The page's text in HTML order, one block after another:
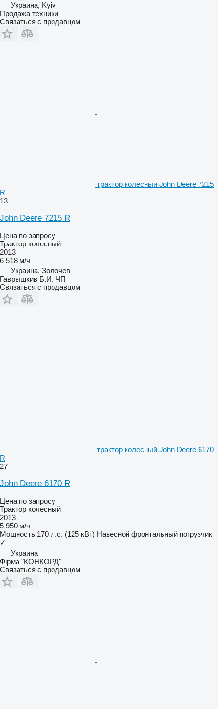
Украина, Kyiv
Продажа техники
Связаться с продавцом
трактор колесный John Deere 7215
R
13
John Deere 7215 R
Цена по запросу
Трактор колесный
2013
6 518 м/ч
Украина, Золочев
Гаврышкив Б.И. ЧП
Связаться с продавцом
трактор колесный John Deere 6170
R
27
John Deere 6170 R
Цена по запросу
Трактор колесный
2013
5 950 м/ч
Мощность 170 л.с. (125 кВт) Навесной фронтальный погрузчик
✓
Украина
Фірма "КОНКОРД"
Связаться с продавцом